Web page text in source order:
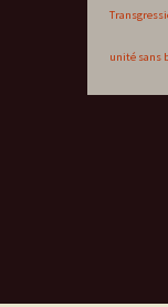
unité sans